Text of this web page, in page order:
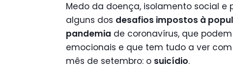
Medo da doença, isolamento social e
alguns dos desafios impostos à
pandemia de coronavírus, que
emocionais e que tem tudo a ver
mês de setembro: o suicídio.